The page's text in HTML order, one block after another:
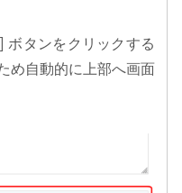
ボタンをクリックする
め自動的に上部へ画面